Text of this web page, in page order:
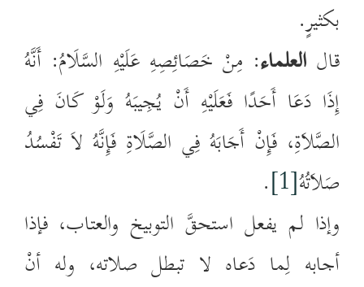
بكثيرٍ.
قال العلماء: مِنْ خَصَائِصِهِ عَلَيْهِ السَّلَامُ: أَنَّهُ
إِذَا دَعَا أَحَدًا فَعَلَيْهِ أَنْ يُجِيبَهُ وَلَوْ كَانَ فِي
الصَّلاَةِ، فَإِنْ أَجَابَهُ فِي الصَّلَاةِ فَإِنَّهُ لاَ تَفْسُدُ
صَلاَتُهُ[1]
.
وإذا لم يفعل استحقَّ التوبيخ والعتاب، فإذا
أجابه لِما دَعاه لا تبطل صلاته، وله أنْ